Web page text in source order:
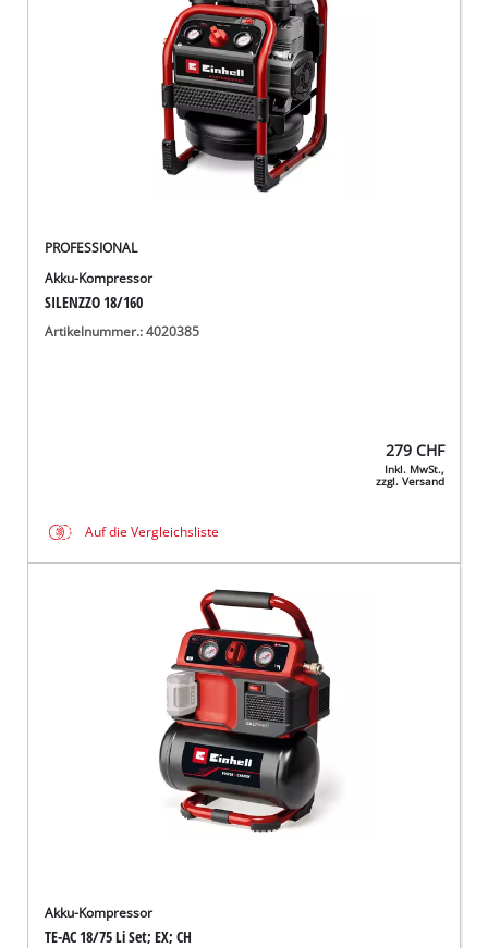
PROFESSIONAL
Akku-Kompressor
SILENZZO 18/160
Artikelnummer.: 4020385
279 CHF
Inkl. MwSt.,
zzgl. Versand
Auf die Vergleichsliste
Akku-Kompressor
TE-AC 18/75 Li Set; EX; CH